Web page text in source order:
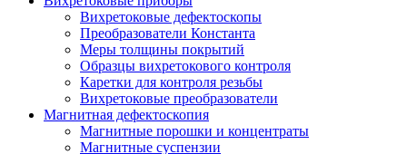
Вихретоковые дефектоскопы
Преобразователи Константа
Меры толщины покрытий
Образцы вихретокового контроля
Каретки для контроля резьбы
Вихретоковые преобразователи
Магнитная дефектоскопия
Магнитные порошки и концентраты
Магнитные суспензии